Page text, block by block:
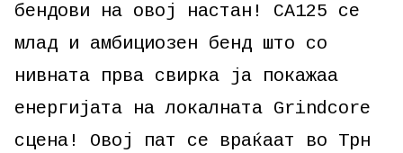
бендови на овој настан! CA125 се
млад и амбициозен бенд што со
нивната прва свирка ја покажаа
енергијата на локалната Grindcore
сцена! Овој пат се враќаат во Трн